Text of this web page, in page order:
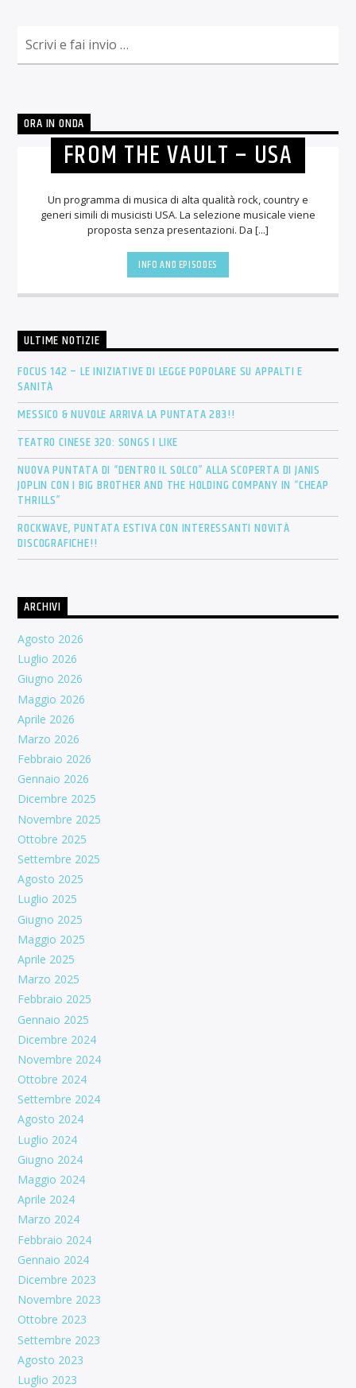
ORA IN ONDA
FROM THE VAULT – USA
Un programma di musica di alta qualità rock, country e
generi simili di musicisti USA. La selezione musicale viene
proposta senza presentazioni. Da [...]
INFO AND EPISODES
ULTIME NOTIZIE
FOCUS 142 – LE INIZIATIVE DI LEGGE POPOLARE SU APPALTI E
SANITÀ
MESSICO & NUVOLE ARRIVA LA PUNTATA 283!!
TEATRO CINESE 320: SONGS I LIKE
NUOVA PUNTATA DI “DENTRO IL SOLCO” ALLA SCOPERTA DI JANIS
JOPLIN CON I BIG BROTHER AND THE HOLDING COMPANY IN “CHEAP
THRILLS”
ROCKWAVE, PUNTATA ESTIVA CON INTERESSANTI NOVITÀ
DISCOGRAFICHE!!
ARCHIVI
Agosto 2026
Luglio 2026
Giugno 2026
Maggio 2026
Aprile 2026
Marzo 2026
Febbraio 2026
Gennaio 2026
Dicembre 2025
Novembre 2025
Ottobre 2025
Settembre 2025
Agosto 2025
Luglio 2025
Giugno 2025
Maggio 2025
Aprile 2025
Marzo 2025
Febbraio 2025
Gennaio 2025
Dicembre 2024
Novembre 2024
Ottobre 2024
Settembre 2024
Agosto 2024
Luglio 2024
Giugno 2024
Maggio 2024
Aprile 2024
Marzo 2024
Febbraio 2024
Gennaio 2024
Dicembre 2023
Novembre 2023
Ottobre 2023
Settembre 2023
Agosto 2023
Luglio 2023